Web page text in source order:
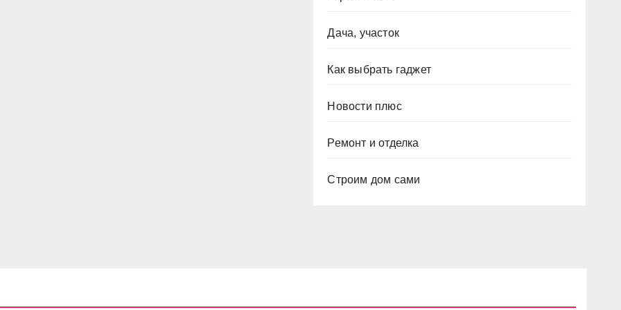
Дача, участок
Как выбрать гаджет
Новости плюс
Ремонт и отделка
Строим дом сами